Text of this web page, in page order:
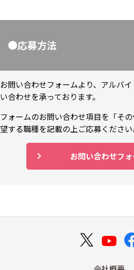
●応募方法
お問い合わせフォームより、アルバ
い合わせを承っております。
フォームのお問い合わせ項目を「そ
望する職種を記載の上ご応募ください
お問い合わせフ